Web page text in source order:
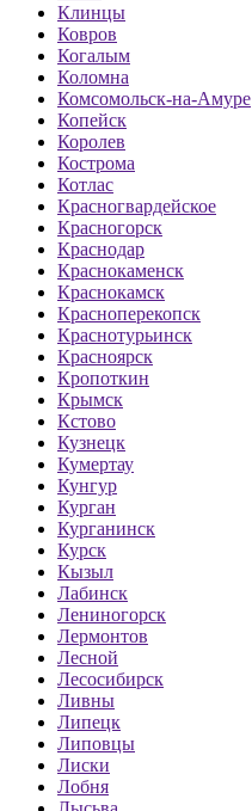
Клинцы
Ковров
Когалым
Коломна
Комсомольск-на-Амуре
Копейск
Королев
Кострома
Котлас
Красногвардейское
Красногорск
Краснодар
Краснокаменск
Краснокамск
Красноперекопск
Краснотурьинск
Красноярск
Кропоткин
Крымск
Кстово
Кузнецк
Кумертау
Кунгур
Курган
Курганинск
Курск
Кызыл
Лабинск
Лениногорск
Лермонтов
Лесной
Лесосибирск
Ливны
Липецк
Липовцы
Лиски
Лобня